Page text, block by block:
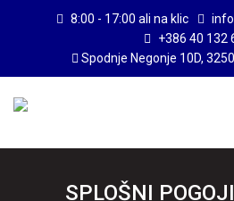
8:00 - 17:00 ali na klic
+386 40 132
Spodnje Negonje 10D,
SPLOŠNI